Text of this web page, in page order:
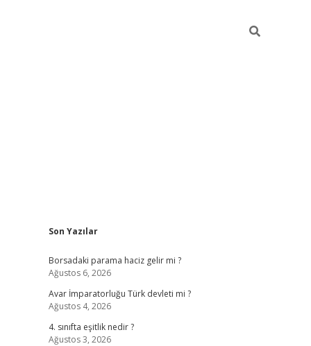
Sidebar
Son Yazılar
Borsadaki parama haciz gelir mi ?
Ağustos 6, 2026
Avar İmparatorluğu Türk devleti mi ?
Ağustos 4, 2026
4. sınıfta eşitlik nedir ?
Ağustos 3, 2026